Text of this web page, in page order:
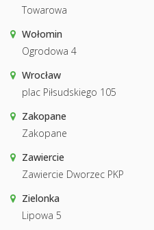
Towarowa
Wołomin
Ogrodowa 4
Wrocław
plac Piłsudskiego 105
Zakopane
Zakopane
Zawiercie
Zawiercie Dworzec PKP
Zielonka
Lipowa 5